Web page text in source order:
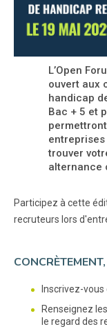
L’Open
ouvert aux
handicap
Bac + 5 et
trouver
alternance
Participez à cette
recruteurs lors
Inscrivez-vous
Renseignez
le regard des